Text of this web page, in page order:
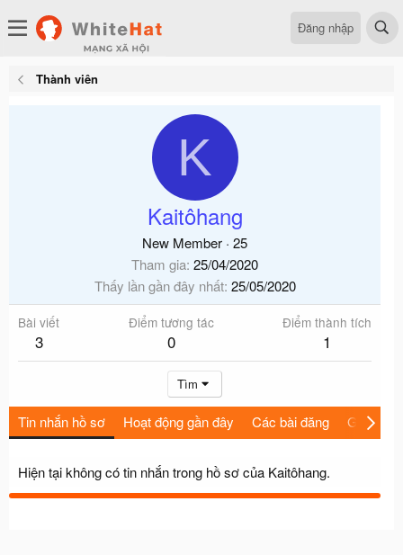
Đăng nhập
Thành viên
K
Kaitôhang
New Member · 25
Tham gia 25/04/2020
Thấy lần gần đây nhất 25/05/2020
Bài viết
3
Điểm tương tác
0
Điểm thành tích
1
Tìm
Tin nhắn hồ sơ Hoạt động gần đây Các bài đăng Giới thiệu
Hiện tại không có tin nhắn trong hồ sơ của Kaitôhang.